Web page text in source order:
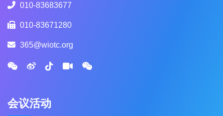
010-83683677
010-83671280
365@wiotc.org
会议活动